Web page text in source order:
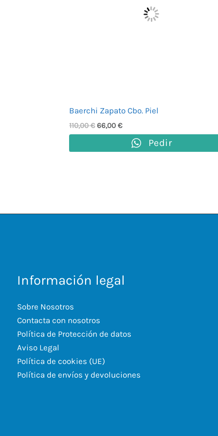
Baerchi Zapato Cbo. Piel
110,00€ 66,00 €
Pedir
Información legal
Sobre Nosotros
Contacta con nosotros
Política de Protección de datos
Aviso Legal
Política de cookies (UE)
Política de envíos y devoluciones